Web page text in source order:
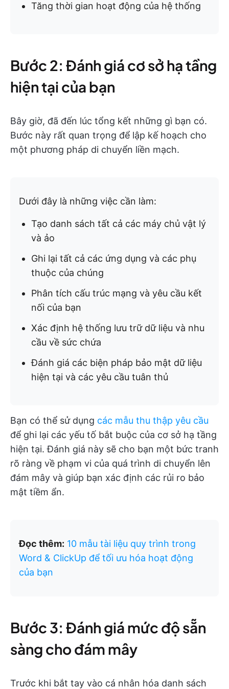
Tăng thời gian hoạt động của hệ thống
Bước 2: Đánh giá cơ sở hạ tầng
hiện tại của bạn
Bây giờ, đã đến lúc tổng kết những gì bạn có.
Bước này rất quan trọng để lập kế hoạch cho
một phương pháp di chuyển liền mạch.
Dưới đây là những việc cần làm:
Tạo danh sách tất cả các máy chủ vật lý
và ảo
Ghi lại tất cả các ứng dụng và các phụ
thuộc của chúng
Phân tích cấu trúc mạng và yêu cầu kết
nối của bạn
Xác định hệ thống lưu trữ dữ liệu và nhu
cầu về sức chứa
Đánh giá các biện pháp bảo mật dữ liệu
hiện tại và các yêu cầu tuân thủ
Bạn có thể sử dụng các mẫu thu thập yêu cầu
để ghi lại các yếu tố bắt buộc của cơ sở hạ tầng
hiện tại. Đánh giá này sẽ cho bạn một bức tranh
rõ ràng về phạm vi của quá trình di chuyển lên
đám mây và giúp bạn xác định các rủi ro bảo
mật tiềm ẩn.
Đọc thêm: 10 mẫu tài liệu quy trình trong
Word & ClickUp để tối ưu hóa hoạt động
của bạn
Bước 3: Đánh giá mức độ sẵn
sàng cho đám mây
Trước khi bắt tay vào cá nhân hóa danh sách